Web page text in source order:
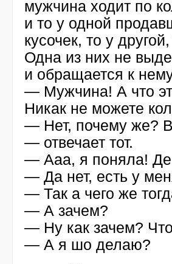
мужчина ходит по
и то у одной
кусочек, то у
Одна из них не
и обращается к
— Мужчина! А что
Никак не можете
— Нет, почему же?
— отвечает тот.
— Ааа, я поняла!
— Да нет, есть у
— Так а чего же
— А зачем?
— Ну как зачем?
— А я шо делаю?